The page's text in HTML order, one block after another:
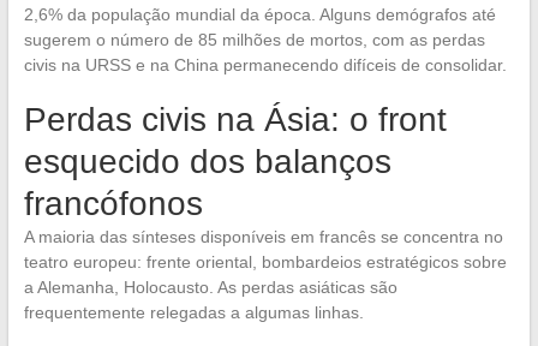
2,6% da população mundial da época. Alguns demógrafos até
sugerem o número de 85 milhões de mortos, com as perdas
civis na URSS e na China permanecendo difíceis de consolidar.
Perdas civis na Ásia: o front
esquecido dos balanços
francófonos
A maioria das sínteses disponíveis em francês se concentra no
teatro europeu: frente oriental, bombardeios estratégicos sobre
a Alemanha, Holocausto. As perdas asiáticas são
frequentemente relegadas a algumas linhas.